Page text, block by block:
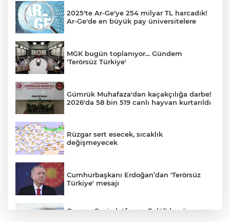
2025'te Ar-Ge'ye 254 milyar TL harcadık!
Ar-Ge'de en büyük pay üniversitelere
MGK bugün toplanıyor... Gündem
'Terörsüz Türkiye'
Gümrük Muhafaza'dan kaçakçılığa darbe!
2026'da 58 bin 519 canlı hayvan kurtarıldı
Rüzgar sert esecek, sıcaklık
değişmeyecek
Cumhurbaşkanı Erdoğan’dan 'Terörsüz
Türkiye' mesajı
Osman Gazi platformu Eylül'de göreve